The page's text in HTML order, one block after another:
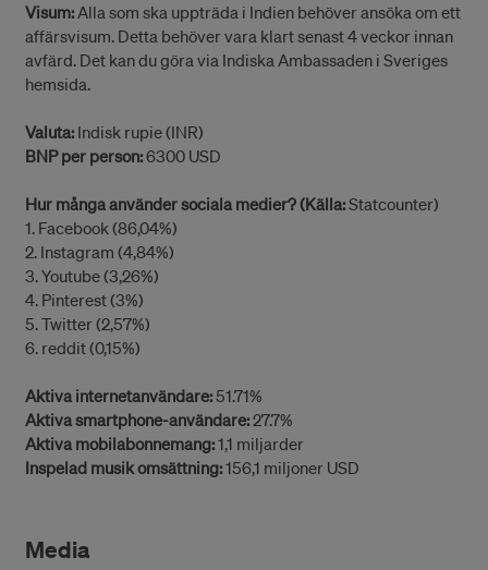
Visum:Alla som ska uppträda i Indien behöver ansöka om ett
affärsvisum. Detta behöver vara klart senast 4 veckor innan
avfärd. Det kan du göra via Indiska Ambassaden i Sveriges
hemsida.
Valuta: Indisk rupie (INR)
BNP per person:6300 USD
Hur många använder sociala medier? (Källa:Statcounter)
1. Facebook (86,04%)
2. Instagram (4,84%)
3. Youtube (3,26%)
4. Pinterest (3%)
5. Twitter (2,57%)
6. reddit (0,15%)
Aktiva internetanvändare:51.71%
Aktiva smartphone-användare:27.7%
Aktiva mobilabonnemang:1,1 miljarder
Inspelad musik omsättning:156,1 miljoner USD
Media